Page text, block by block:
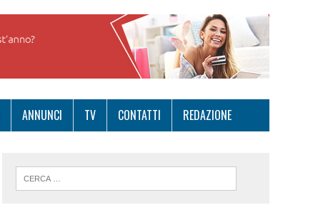
ANNUNCI TV CONTATTI REDAZIONE